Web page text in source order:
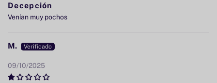
Decepción
Venían muy pochos
09/10/2025
M.